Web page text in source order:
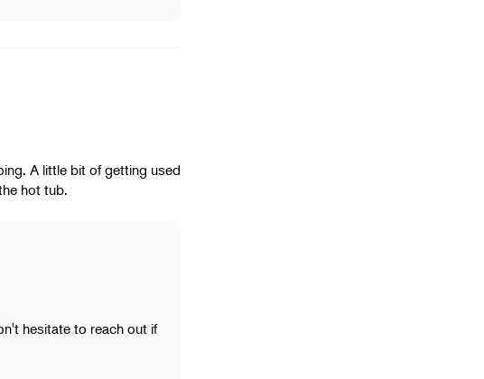
A little bit of getting used
hot tub.
hesitate to reach out if